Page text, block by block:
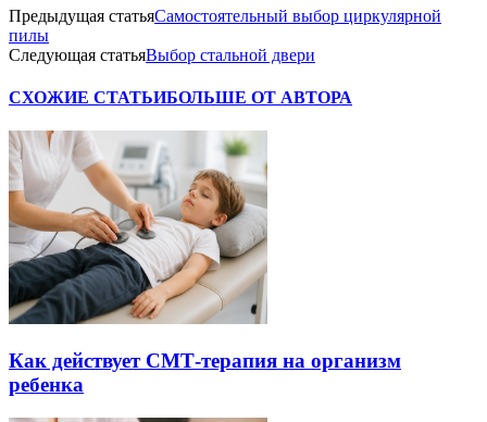
Предыдущая статьяСамостоятельный выбор циркулярной
пилы
Следующая статьяВыбор стальной двери
СХОЖИЕ СТАТЬИБОЛЬШЕ ОТ АВТОРА
Как действует СМТ-терапия на организм
ребенка